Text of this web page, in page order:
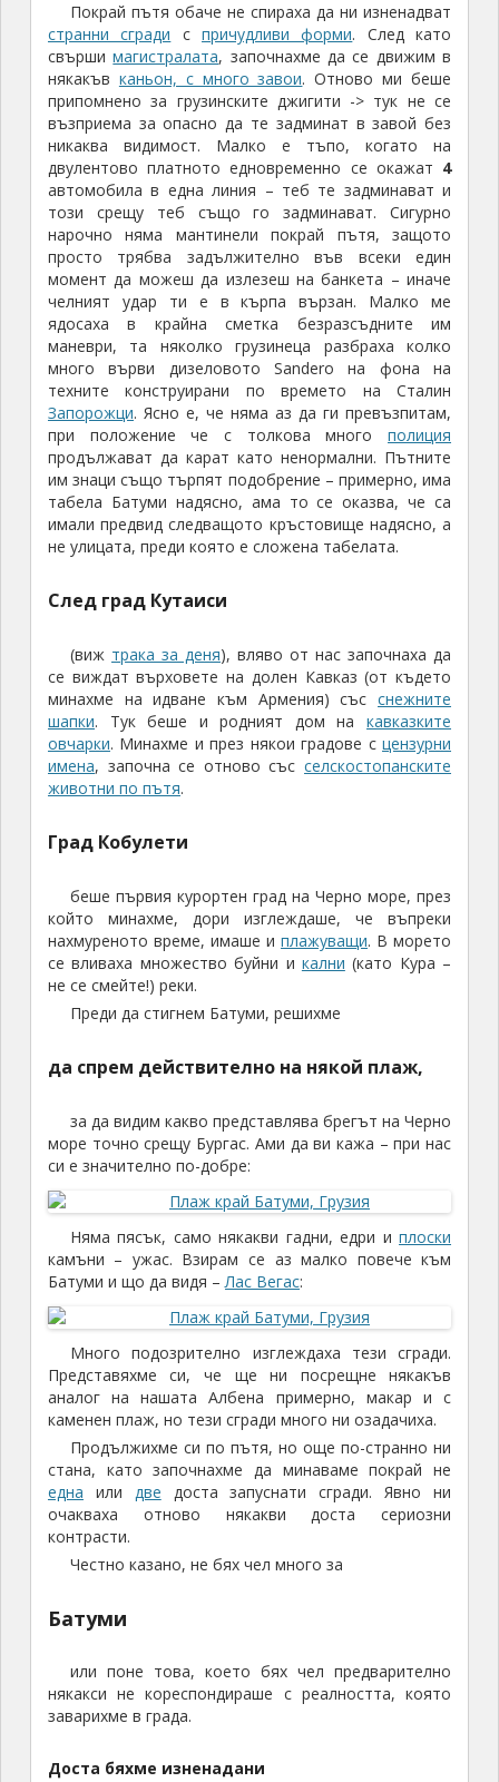
Покрай пътя обаче не спираха да ни изненадват
странни сгради спричудливи форми. След като
свършимагистралата, започнахме да се движим в
някакъв каньон, с много завои. Отново ми беше
припомнено за грузинските джигити -> тук не се
възприема за опасно да те задминат в завой без
никаква видимост. Малко е тъпо, когато на
двулентово платното едновременно се окажат 4
автомобила в една линия – теб те задминават и
този срещу теб също го задминават. Сигурно
нарочно няма мантинели покрай пътя, защото
просто трябва задължително във всеки един
момент да можеш да излезеш на банкета – иначе
челният удар ти е в кърпа вързан. Малко ме
ядосаха в крайна сметка безразсъдните им
маневри, та няколко грузинеца разбраха колко
много върви дизеловото Sandero на фона на
техните конструирани по времето на Сталин
Запорожци. Ясно е, че няма аз да ги превъзпитам,
при положение че с толкова многополиция
продължават да карат като ненормални. Пътните
им знаци също търпят подобрение – примерно, има
табела Батуми надясно, ама то се оказва, че са
имали предвид следващото кръстовище надясно, а
не улицата, преди която е сложена табелата.
След град Кутаиси
(виж трака за деня), вляво от нас започнаха да
се виждат върховете на долен Кавказ (от където
минахме на идване към Армения) съсснежните
шапки. Тук беше и родният дом накавказките
овчарки. Минахме и през някои градове сцензурни
имена, започна се отново съсселскостопанските
животни по пътя.
Град Кобулети
беше първия курортен град на Черно море, през
който минахме, дори изглеждаше, че въпреки
нахмуреното време, имаше иплажуващи. В морето
се вливаха множество буйни и кални (като Кура –
не се смейте!) реки.
Преди да стигнем Батуми, решихме
да спрем действително на някой плаж,
за да видим какво представлява брегът на Черно
море точно срещу Бургас. Ами да ви кажа – при нас
си е значително по-добре:
Няма пясък, само някакви гадни, едри иплоски
камъни – ужас. Взирам се аз малко повече към
Батуми и що да видя –Лас Вегас:
Много подозрително изглеждаха тези сгради.
Представяхме си, че ще ни посрещне някакъв
аналог на нашата Албена примерно, макар и с
каменен плаж, но тези сгради много ни озадачиха.
Продължихме си по пътя, но още по-странно ни
стана, като започнахме да минаваме покрай не
една или две доста запуснати сгради. Явно ни
очакваха отново някакви доста сериозни
контрасти.
Честно казано, не бях чел много за
Батуми
или поне това, което бях чел предварително
някакси не кореспондираше с реалността, която
заварихме в града.
Доста бяхме изненадани